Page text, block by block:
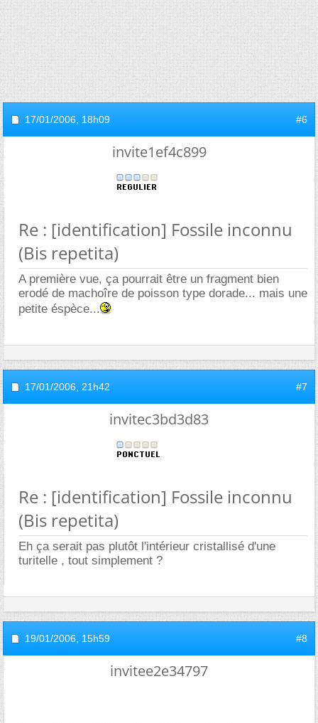
17/01/2006, 18h09 #6
invite1ef4c899
Re : [identification] Fossile inconnu
(Bis repetita)
A première vue, ça pourrait être un fragment bien
erodé de machoîre de poisson type dorade... mais une
petite éspèce...
17/01/2006, 21h42 #7
invitec3bd3d83
Re : [identification] Fossile inconnu
(Bis repetita)
Eh ça serait pas plutôt l'intérieur cristallisé d'une
turitelle , tout simplement ?
19/01/2006, 15h59 #8
invitee2e34797